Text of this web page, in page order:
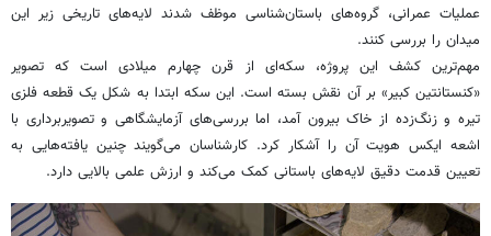
عملیات عمرانی، گروه‌های باستان‌شناسی موظف شدند لایه‌های تاریخی زیر این
میدان را بررسی کنند.
مهم‌ترین کشف این پروژه، سکه‌ای از قرن چهارم میلادی است که تصویر
«کنستانتین کبیر» بر آن نقش بسته است. این سکه ابتدا به شکل یک قطعه فلزی
تیره و زنگ‌زده از خاک بیرون آمد، اما بررسی‌های آزمایشگاهی و تصویربرداری با
اشعه ایکس هویت آن را آشکار کرد. کارشناسان می‌گویند چنین یافته‌هایی به
تعیین قدمت دقیق لایه‌های باستانی کمک می‌کند و ارزش علمی بالایی دارد.